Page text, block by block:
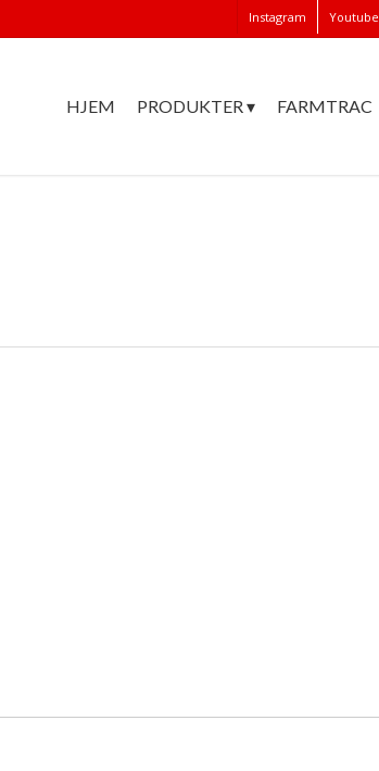
Instagram Youtube
HJEM PRODUKTER ▾ FARMTRAC